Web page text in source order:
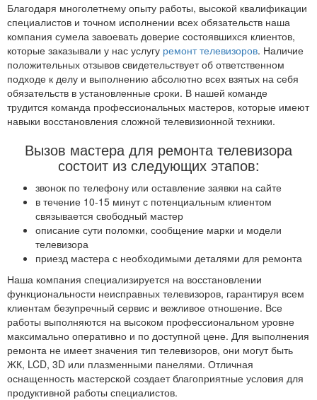
Благодаря многолетнему опыту работы, высокой квалификации
специалистов и точном исполнении всех обязательств наша
компания сумела завоевать доверие состоявшихся клиентов,
которые заказывали у нас услугу ремонт телевизоров. Наличие
положительных отзывов свидетельствует об ответственном
подходе к делу и выполнению абсолютно всех взятых на себя
обязательств в установленные сроки. В нашей команде
трудится команда профессиональных мастеров, которые имеют
навыки восстановления сложной телевизионной техники.
Вызов мастера для ремонта телевизора
состоит из следующих этапов:
звонок по телефону или оставление заявки на сайте
в течение 10-15 минут с потенциальным клиентом
связывается свободный мастер
описание сути поломки, сообщение марки и модели
телевизора
приезд мастера с необходимыми деталями для ремонта
Наша компания специализируется на восстановлении
функциональности неисправных телевизоров, гарантируя всем
клиентам безупречный сервис и вежливое отношение. Все
работы выполняются на высоком профессиональном уровне
максимально оперативно и по доступной цене. Для выполнения
ремонта не имеет значения тип телевизоров, они могут быть
ЖК, LCD, 3D или плазменными панелями. Отличная
оснащенность мастерской создает благоприятные условия для
продуктивной работы специалистов.